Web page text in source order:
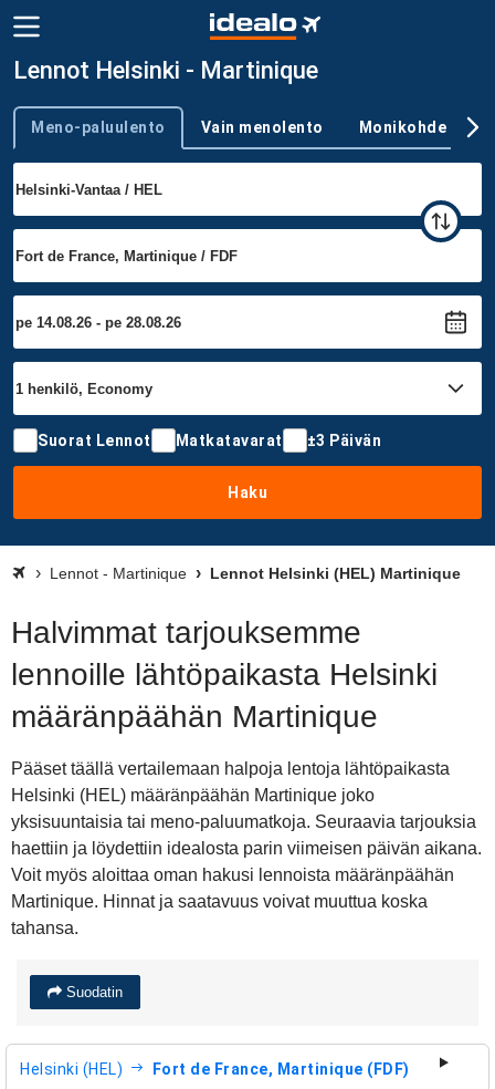
Lennot Helsinki - Martinique
Trip type
Meno-paluulento Vain menolento Monikohde
Suorat Lennot Matkatavarat ±3 Päivän
Haku
Lennot - Martinique Lennot Helsinki (HEL) Martinique
Halvimmat tarjouksemme
lennoille lähtöpaikasta Helsinki
määränpäähän Martinique
Pääset täällä vertailemaan halpoja lentoja lähtöpaikasta
Helsinki (HEL) määränpäähän Martinique joko
yksisuuntaisia tai meno-paluumatkoja. Seuraavia tarjouksia
haettiin ja löydettiin idealosta parin viimeisen päivän aikana.
Voit myös aloittaa oman hakusi lennoista määränpäähän
Martinique. Hinnat ja saatavuus voivat muuttua koska
tahansa.
Suodatin
Helsinki (HEL) Fort de France, Martinique (FDF)